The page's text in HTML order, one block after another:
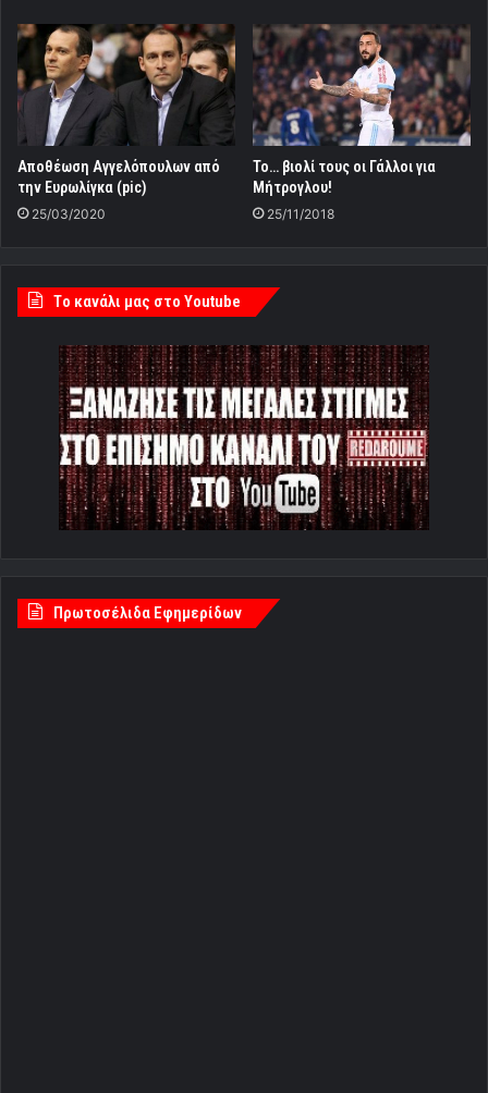
Αποθέωση Αγγελόπουλων από
την Ευρωλίγκα (pic)
25/03/2020
Το… βιολί τους οι Γάλλοι για
Μήτρογλου!
25/11/2018
Tο κανάλι μας στο Youtube
Πρωτοσέλιδα Εφημερίδων